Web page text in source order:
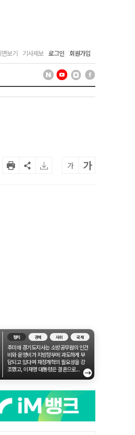
면보기 기사제보 로그인 회원가입
가 가
정치 경제 사회 국제
추미애 경기도지사는 소방공무원의 인건
비와 운영비가 지방정부에 과도하게 부
담되고 있다며 재정개혁의 필요성을 강
조했고, 이재명 대통령은 결혼으로...
→